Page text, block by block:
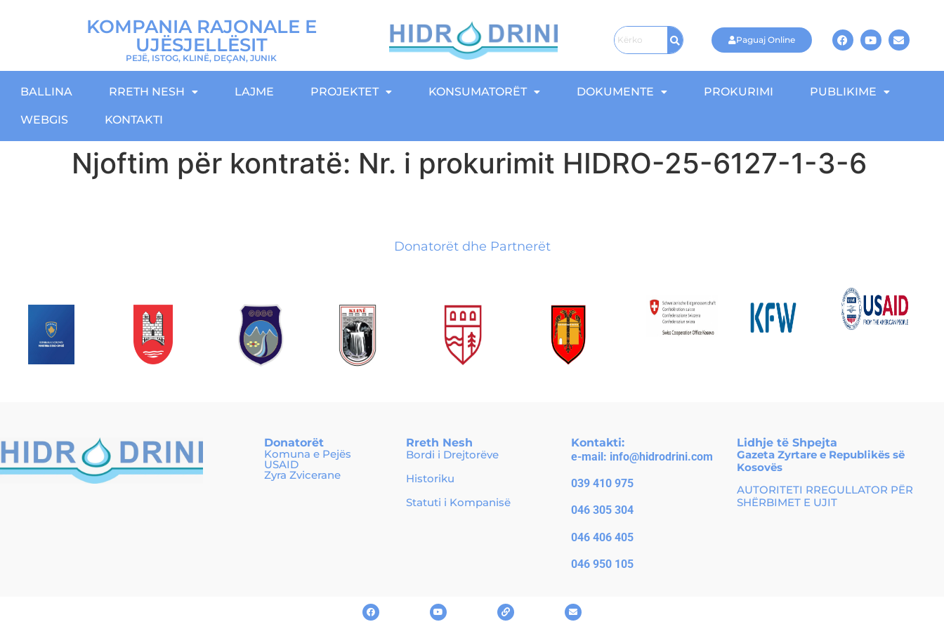
KOMPANIA RAJONALE E
UJËSJELLËSIT
PEJË, ISTOG, KLINË, DEÇAN, JUNIK
Paguaj Online
BALLINA RRETH NESH LAJME PROJEKTET KONSUMATORËT DOKUMENTE PROKURIMI PUBLIKIME
WEBGIS KONTAKTI
Njoftim për kontratë: Nr. i prokurimit HIDRO-25-6127-1-3-6
Donatorët dhe Partnerët
Donatorët
Komuna e Pejës
USAID
Zyra Zvicerane
Rreth Nesh
Bordi i Drejtorëve
Historiku
Statuti i Kompanisë
Kontakti:
e-mail: info@hidrodrini.com
039 410 975
046 305 304
046 406 405
046 950 105
Lidhje të Shpejta
Gazeta Zyrtare e Republikës së
Kosovës
AUTORITETI RREGULLATOR PËR
SHËRBIMET E UJIT